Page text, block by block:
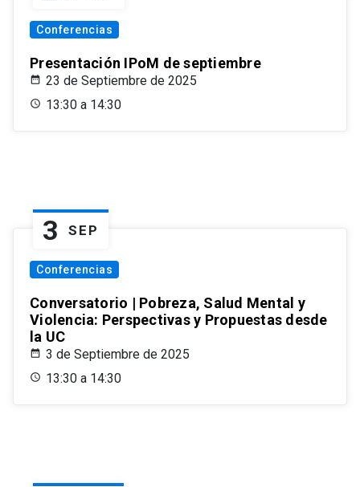
Conferencias
Presentación IPoM de septiembre
23 de Septiembre de 2025
13:30 a 14:30
3 SEP
Conferencias
Conversatorio | Pobreza, Salud Mental y
Violencia: Perspectivas y Propuestas desde
la UC
3 de Septiembre de 2025
13:30 a 14:30